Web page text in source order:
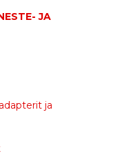
JA
ja